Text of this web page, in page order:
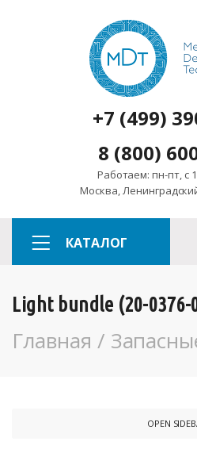
+7 (499)
8 (800)
Работаем: пн-пт, с
Москва,
КАТАЛОГ
Light bundle (20-0376-
Главная /
OPEN